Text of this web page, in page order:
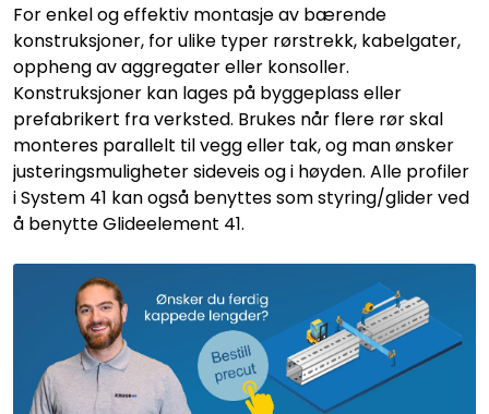
For enkel og effektiv montasje av bærende
konstruksjoner, for ulike typer rørstrekk, kabelgater,
oppheng av aggregater eller konsoller.
Konstruksjoner kan lages på byggeplass eller
prefabrikert fra verksted. Brukes når flere rør skal
monteres parallelt til vegg eller tak, og man ønsker
justeringsmuligheter sideveis og i høyden. Alle profiler
i System 41 kan også benyttes som styring/glider ved
å benytte Glideelement 41.